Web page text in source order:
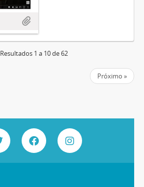
Resultados 1 a 10 de 62
Próximo »